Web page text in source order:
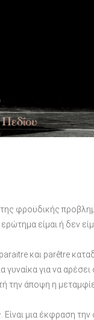
φροϋδικής
είμαι ή δεν
και parêtre
για να αρέσει
την άποψη η
μια έκφραση την